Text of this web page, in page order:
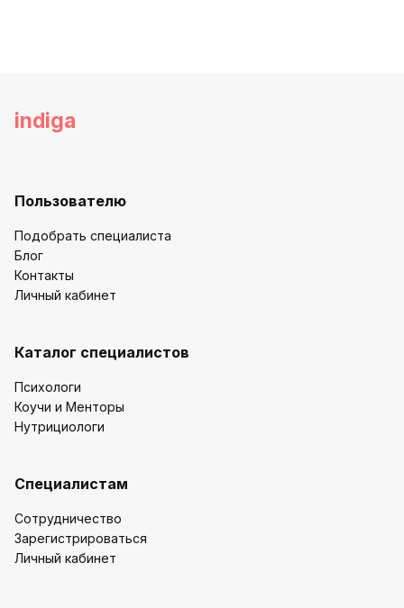
indiga
Пользователю
Подобрать специалиста
Блог
Контакты
Личный кабинет
Каталог специалистов
Психологи
Коучи и Менторы
Нутрициологи
Специалистам
Сотрудничество
Зарегистрироваться
Личный кабинет